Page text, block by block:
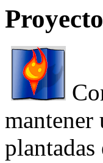
mantener
plantadas